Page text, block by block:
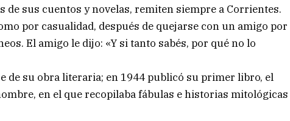
de sus cuentos y novelas, remiten siempre a Corrientes.
por casualidad, después de quejarse con un amigo por
El amigo le dijo: «Y si tanto sabés, por qué no lo
de su obra literaria; en 1944 publicó su primer libro, el
en el que recopilaba fábulas e historias mitológicas